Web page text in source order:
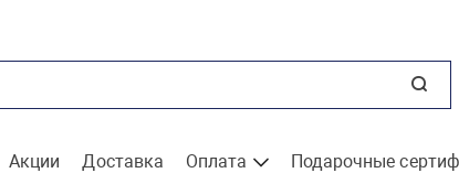
Акции Доставка Оплата Подарочные